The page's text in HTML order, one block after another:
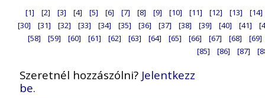
[1] [2] [3] [4] [5] [6] [7] [8] [9] [10] [11] [12] [13]
[14]
[30]
[31] [32] [33] [34] [35] [36] [37] [38] [39] [40] [41]
[58]
[59] [60] [61] [62] [63] [64] [65] [66] [67] [68]
[69]
[85]
[86] [87]
Szeretnél hozzászólni? Jelentkezz
be.